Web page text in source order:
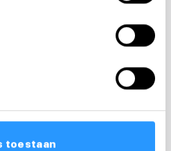
toestaan